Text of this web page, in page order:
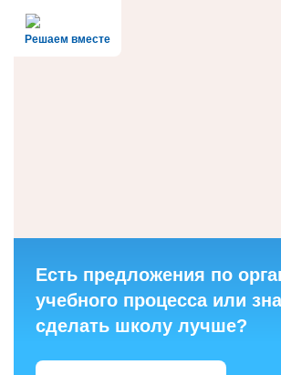
Решаем вместе
Есть предложения по
учебного процесса или
сделать школу лучше?